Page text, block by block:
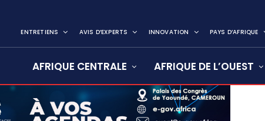
ENTRETIENS AVIS D’EXPERTS INNOVATION PAYS D’AFRIQUE
AFRIQUE CENTRALE AFRIQUE DE L’OUEST